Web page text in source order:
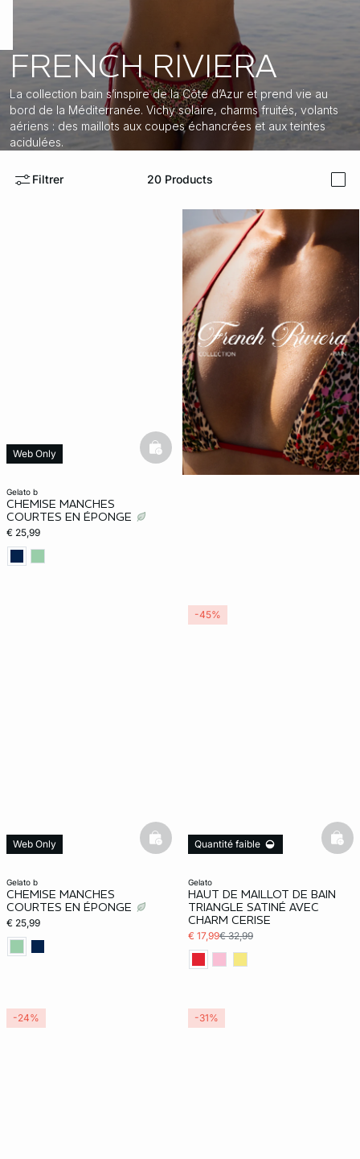
FRENCH RIVIERA
La collection bain s’inspire de la Côte d’Azur et prend vie au
bord de la Méditerranée. Vichy solaire, charms fruités, volants
aériens : des maillots aux coupes échancrées et aux teintes
acidulées.
Filtrer 20 Products
gelato b
CHEMISE MANCHES
COURTES EN ÉPONGE
€ 25,99
Web Only basketfull
gelato b
CHEMISE MANCHES
COURTES EN ÉPONGE
€ 25,99
Web Only
basketfull
gelato
HAUT DE MAILLOT DE BAIN
TRIANGLE SATINÉ AVEC
CHARM CERISE
€ 17,99€ 32,99
Quantité faible
-45%
-24% -31%